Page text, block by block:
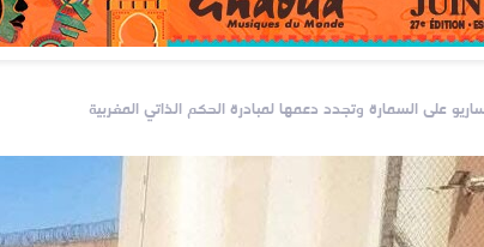
على السمارة وتجدد دعمها لمبادرة الحكم الذاتي المغربية